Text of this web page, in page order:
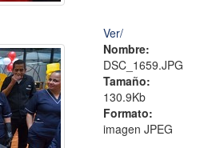
Ver/
Nombre:
DSC_1659.JPG
Tamaño:
130.9Kb
Formato:
imagen JPEG